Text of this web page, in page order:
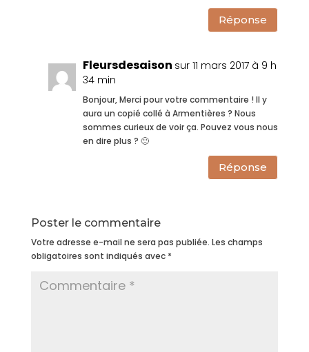
Réponse
Fleursdesaison sur 11 mars 2017 à 9 h
34 min
Bonjour, Merci pour votre commentaire ! Il y
aura un copié collé à Armentières ? Nous
sommes curieux de voir ça. Pouvez vous nous
en dire plus ? 🙂
Réponse
Poster le commentaire
Votre adresse e-mail ne sera pas publiée. Les champs
obligatoires sont indiqués avec *